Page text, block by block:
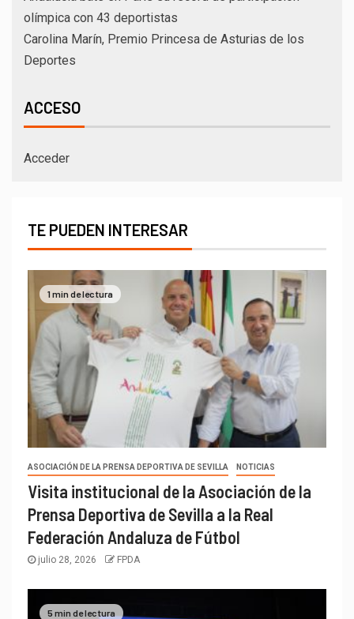
olímpica con 43 deportistas
Carolina Marín, Premio Princesa de Asturias de los
Deportes
ACCESO
Acceder
TE PUEDEN INTERESAR
1 min de lectura
ASOCIACIÓN DE LA PRENSA DEPORTIVA DE SEVILLA NOTICIAS
Visita institucional de la Asociación de la
Prensa Deportiva de Sevilla a la Real
Federación Andaluza de Fútbol
julio 28, 2026 FPDA
5 min de lectura